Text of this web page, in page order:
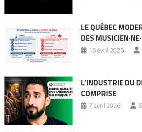
LE QUÉBEC
DES
16 avril 2026
L’INDUSTRIE DU
COMPRISE
7 avril 2026